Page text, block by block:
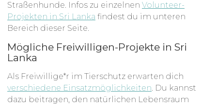
Straßenhunde. Infos zu einzelnen Volunteer-
Projekten in Sri Lanka findest du im unteren
Bereich dieser Seite.
Mögliche Freiwilligen-Projekte in Sri
Lanka
Als Freiwillige*r im Tierschutz erwarten dich
verschiedene Einsatzmöglichkeiten. Du kannst
dazu beitragen, den natürlichen Lebensraum